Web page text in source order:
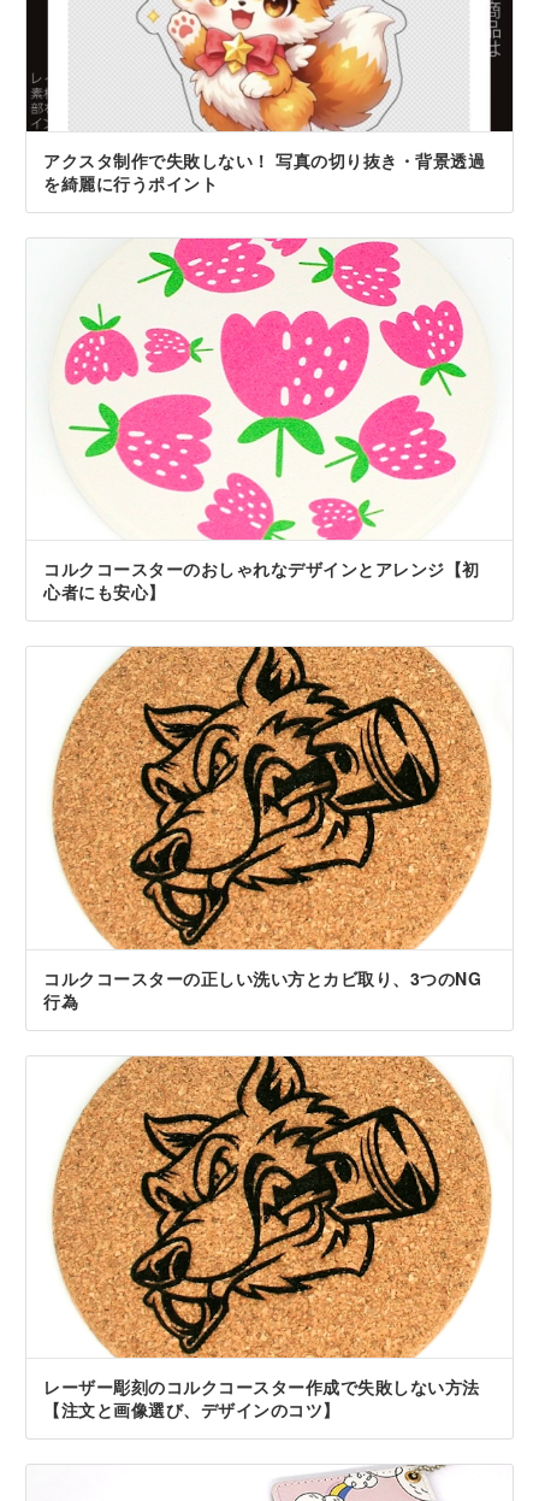
アクスタ制作で失敗しない！ 写真の切り抜き・背景透過
を綺麗に行うポイント
コルクコースターのおしゃれなデザインとアレンジ【初
心者にも安心】
コルクコースターの正しい洗い方とカビ取り、3つのNG
行為
レーザー彫刻のコルクコースター作成で失敗しない方法
【注文と画像選び、デザインのコツ】